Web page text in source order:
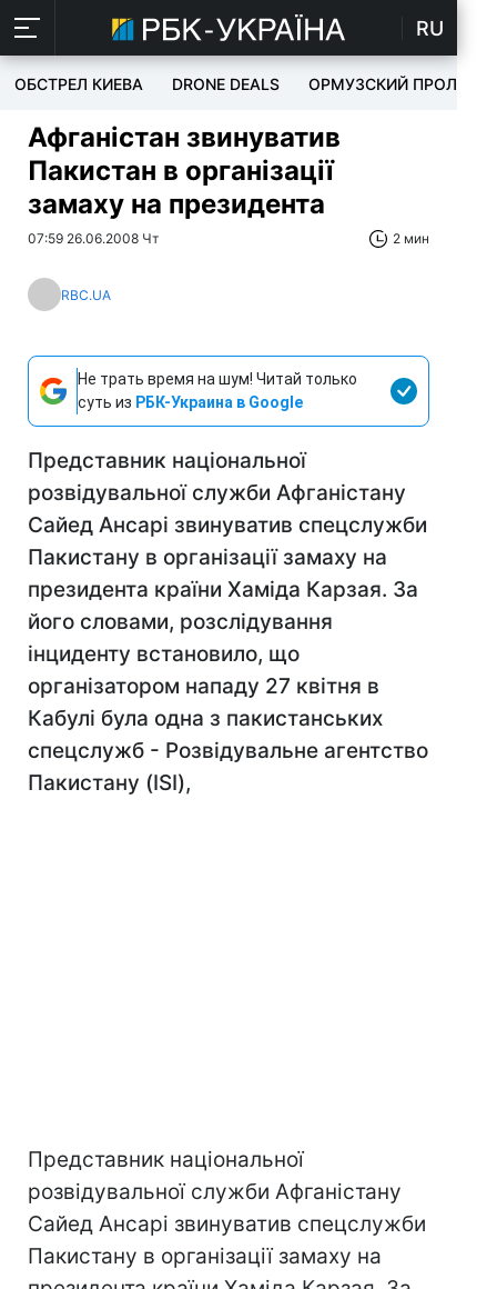
RU
ОБСТРЕЛ КИЕВА DRONE DEALS ОРМУЗСКИЙ ПРОЛИВ
Афганістан звинуватив
Пакистан в організації
замаху на президента
07:59 26.06.2008 Чт 2 мин
RBC.UA
Не трать время на шум! Читай только
суть из РБК-Украина в Google
Представник національної
розвідувальної служби Афганістану
Сайед Ансарі звинуватив спецслужби
Пакистану в організації замаху на
президента країни Хаміда Карзая. За
його словами, розслідування
інциденту встановило, що
організатором нападу 27 квітня в
Кабулі була одна з пакистанських
спецслужб - Розвідувальне агентство
Пакистану (ISI),
Представник національної
розвідувальної служби Афганістану
Сайед Ансарі звинуватив спецслужби
Пакистану в організації замаху на